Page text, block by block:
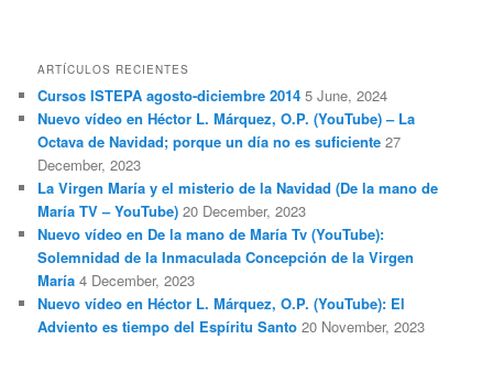
ARTÍCULOS RECIENTES
Cursos ISTEPA agosto-diciembre 2014 5 June, 2024
Nuevo vídeo en Héctor L. Márquez, O.P. (YouTube) – La
Octava de Navidad; porque un día no es suficiente 27
December, 2023
La Virgen María y el misterio de la Navidad (De la mano de
María TV – YouTube) 20 December, 2023
Nuevo vídeo en De la mano de María Tv (YouTube):
Solemnidad de la Inmaculada Concepción de la Virgen
María 4 December, 2023
Nuevo vídeo en Héctor L. Márquez, O.P. (YouTube): El
Adviento es tiempo del Espíritu Santo 20 November, 2023